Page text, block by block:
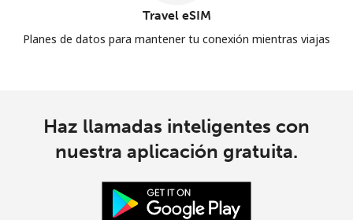
Travel eSIM
Planes de datos para mantener tu conexión mientras viajas
Haz llamadas inteligentes con
nuestra aplicación gratuita.